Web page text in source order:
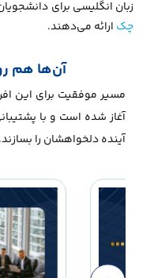
زبان انگلیسی برای
چک ارائه می‌دهند.
آن‌ها هم
مسیر موفقیت برای این
آغاز شده است و با
آینده دلخواهشان را بسازند.